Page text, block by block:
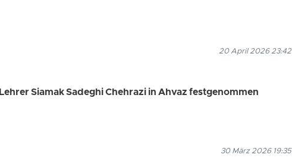
20 April 2026 23:42
Siamak Sadeghi Chehrazi in Ahvaz festgenommen
30 März 2026 19:35